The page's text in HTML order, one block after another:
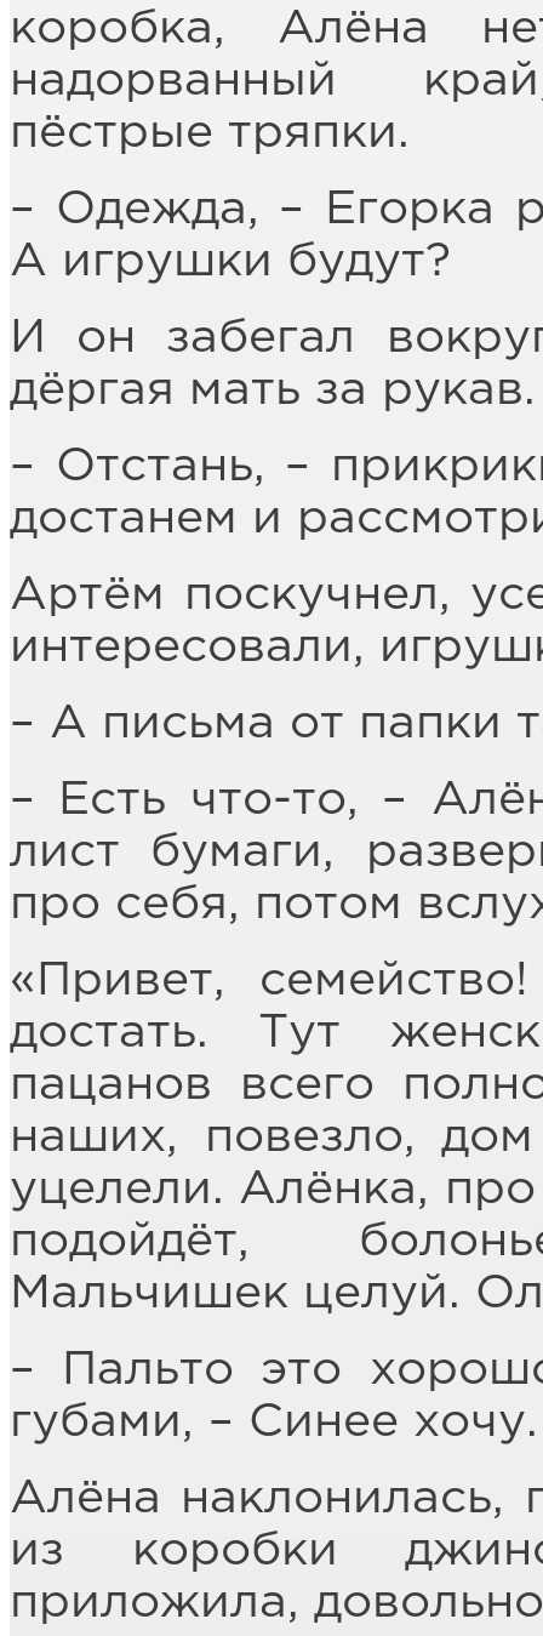
коробка, Алёна
надорванный
пёстрые тряпки.
– Одежда, – Егорка
А игрушки будут?
И он забегал
дёргая мать за рукав.
– Отстань, –
достанем и
Артём поскучнел,
интересовали,
– А письма от папки
– Есть что-то, –
лист бумаги,
про себя, потом
«Привет,
достать. Тут
пацанов всего
наших, повезло,
уцелели. Алёнка,
подойдёт,
Мальчишек целуй.
– Пальто это
губами, – Синее хочу.
Алёна наклонилась,
из коробки
приложила,